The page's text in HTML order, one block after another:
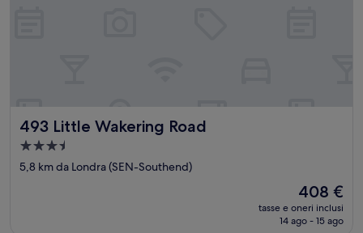
493 Little Wakering Road
493 Little Wakering Road
Struttura
a
5,8 km da Londra (SEN-Southend)
Il
prezzo
attuale
408 €
tasse e oneri inclusi
14 ago - 15 ago